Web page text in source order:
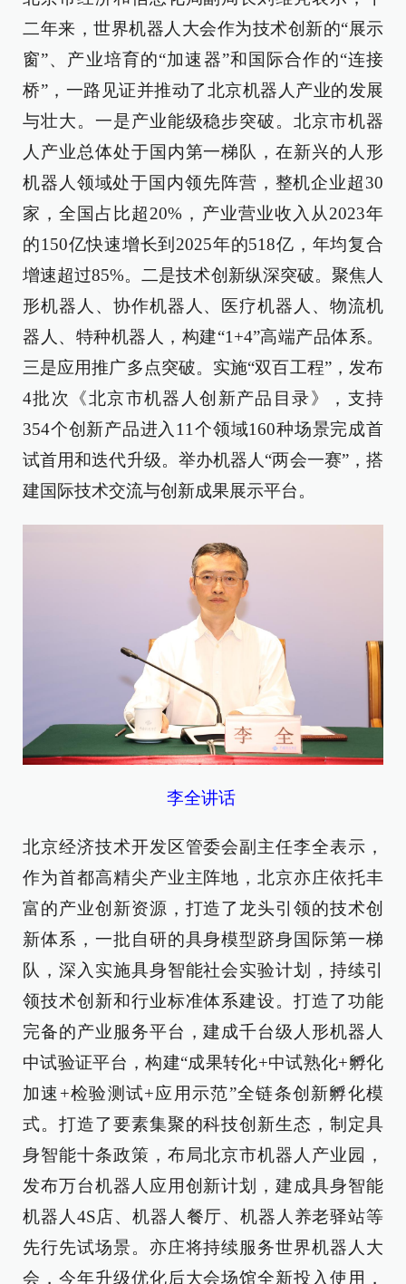
二年来，世界机器人大会作为技术创新的“展示
窗”、产业培育的“加速器”和国际合作的“连接
桥”，一路见证并推动了北京机器人产业的发展
与壮大。一是产业能级稳步突破。北京市机器
人产业总体处于国内第一梯队，在新兴的人形
机器人领域处于国内领先阵营，整机企业超30
家，全国占比超20%，产业营业收入从2023年
的150亿快速增长到2025年的518亿，年均复合
增速超过85%。二是技术创新纵深突破。聚焦人
形机器人、协作机器人、医疗机器人、物流机
器人、特种机器人，构建“1+4”高端产品体系。
三是应用推广多点突破。实施“双百工程”，发布
4批次《北京市机器人创新产品目录》，支持
354个创新产品进入11个领域160种场景完成首
试首用和迭代升级。举办机器人“两会一赛”，搭
建国际技术交流与创新成果展示平台。
李全讲话
北京经济技术开发区管委会副主任李全表示，
作为首都高精尖产业主阵地，北京亦庄依托丰
富的产业创新资源，打造了龙头引领的技术创
新体系，一批自研的具身模型跻身国际第一梯
队，深入实施具身智能社会实验计划，持续引
领技术创新和行业标准体系建设。打造了功能
完备的产业服务平台，建成千台级人形机器人
中试验证平台，构建“成果转化+中试熟化+孵化
加速+检验测试+应用示范”全链条创新孵化模
式。打造了要素集聚的科技创新生态，制定具
身智能十条政策，布局北京市机器人产业园，
发布万台机器人应用创新计划，建成具身智能
机器人4S店、机器人餐厅、机器人养老驿站等
先行先试场景。亦庄将持续服务世界机器人大
会，今年升级优化后大会场馆全新投入使用，